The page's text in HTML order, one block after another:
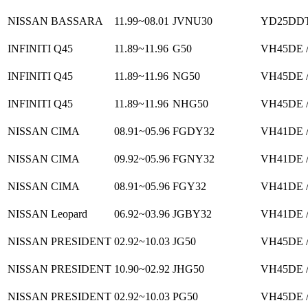
NISSAN BASSARA 11.99~08.01 JVNU30
INFINITI Q45 11.89~11.96 G50 VH45DE
INFINITI Q45 11.89~11.96 NG50 VH45DE
INFINITI Q45 11.89~11.96 NHG50 VH45DE
NISSAN CIMA 08.91~05.96 FGDY32 VH41DE
NISSAN CIMA 09.92~05.96 FGNY32 VH41DE
NISSAN CIMA 08.91~05.96 FGY32 VH41DE
NISSAN Leopard 06.92~03.96 JGBY32 VH41DE
NISSAN PRESIDENT 02.92~10.03 JG50 VH45DE
NISSAN PRESIDENT 10.90~02.92 JHG50 VH45DE
NISSAN PRESIDENT 02.92~10.03 PG50 VH45DE